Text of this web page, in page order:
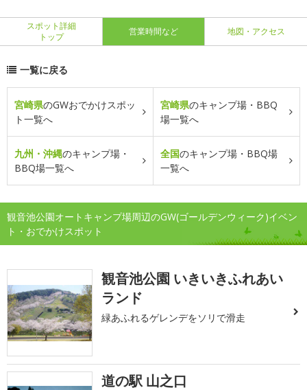
スポット詳細
トップ
営業時間など 地図・アクセス
一覧に戻る
宮崎県のGWおでかけスポッ
ト一覧へ
宮崎県のキャンプ場・BBQ
場一覧へ
九州・沖縄のキャンプ場・
BBQ場一覧へ
全国のキャンプ場・BBQ場
一覧へ
観音池公園オートキャンプ場周辺のGW(ゴールデンウィーク)イベン
ト・おでかけスポット
観音池公園 いきいきふれあい
ランド
緑あふれるゲレンデをソリで滑走
道の駅 山之口